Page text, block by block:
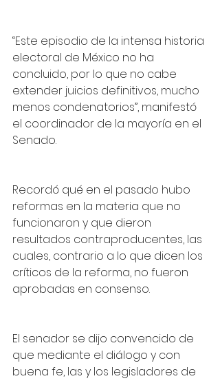
“Este episodio de la intensa historia
electoral de México no ha
concluido, por lo que no cabe
extender juicios definitivos, mucho
menos condenatorios”, manifestó
el coordinador de la mayoría en el
Senado.
Recordó qué en el pasado hubo
reformas en la materia que no
funcionaron y que dieron
resultados contraproducentes, las
cuales, contrario a lo que dicen los
críticos de la reforma, no fueron
aprobadas en consenso.
El senador se dijo convencido de
que mediante el diálogo y con
buena fe, las y los legisladores de